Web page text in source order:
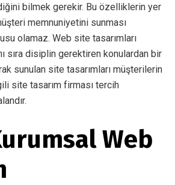
bilmek gerekir. Bu özelliklerin yer
memnuniyetini sunması
olamaz. Web site tasarımları
sıra disiplin gerektiren konulardan bir
sunulan site tasarımları müşterilerin
site tasarım firması tercih
Web